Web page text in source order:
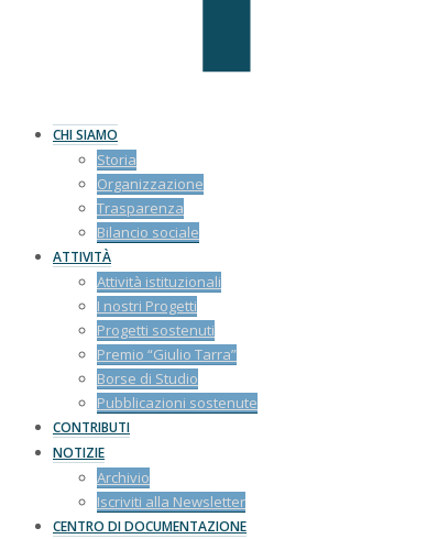
CHI SIAMO
Storia
Organizzazione
Trasparenza
Bilancio sociale
ATTIVITÀ
Attività istituzionali
I nostri Progetti
Progetti sostenuti
Premio “Giulio Tarra”
Borse di Studio
Pubblicazioni sostenute
CONTRIBUTI
NOTIZIE
Archivio
Iscriviti alla Newsletter
CENTRO DI DOCUMENTAZIONE